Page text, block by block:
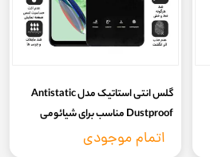
گلس انتی استاتیک مدل Antistatic
Dustproof مناسب برای شیائومی
Poco X6 5g pro
اتمام موجودی